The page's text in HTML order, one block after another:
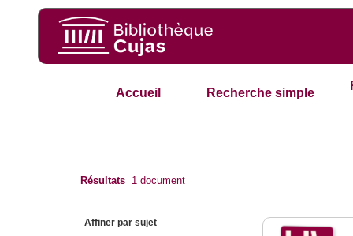
Accueil Recherche simple
Résultats 1 document
Affiner par sujet